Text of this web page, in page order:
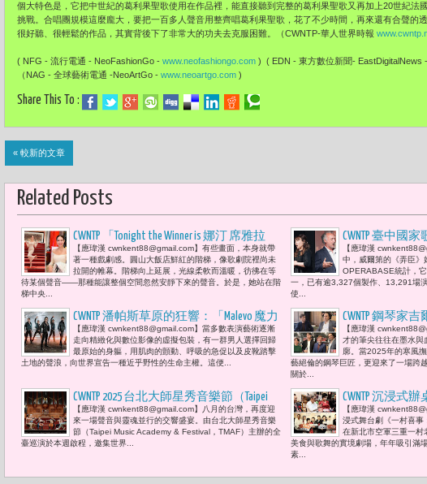
個大特色是， 它把中世紀的葛利果聖歌使用在作品裡， 能直接聽到完整的葛利果聖歌又再加上20世紀法國
挑戰。合唱團規模這麼龐大， 要把一百多人聲音用整齊唱葛利果聖歌，花了不少時間， 再來還有合聲的
很好聽、 很輕鬆的作品，其實背後下了非常大的功夫去克服困難。（CWNTP-華人世界時報
( NFG - 流行電通 - NeoFashionGo - www.neofashiongo.com ) ( EDN - 東方數位新聞- EastDigitalNews -
（NAG - 全球藝術電通 -NeoArtGo - www.neoartgo.com )
Share This To :
« 較新的文章
Related Posts
CWNTP 「Tonight the Winner is 娜汀 席雅拉
（Nadine Sierra）」她的親切高貴已獲得
我們心中的第一名 Welcome to Taiwan 新象
藝術圓山大飯店歡迎晚宴側記
【應瑋漢 cwnkent88@gmail.com】有些畫面，本身就帶
著一種戲劇感。圓山大飯店鮮紅的階梯，像歌劇院裡尚未
拉開的帷幕。階梯向上延展，光線柔軟而溫暖，彷彿在等
待某個聲音——那種能讓整個空間忽然安靜下來的聲音。於是，她站在階
梯中央...
CWNTP 臺中國
台 費里尼式荒
荷西．卡爾，︀
連袂演出
【應瑋漢
中，威爾第的《弄臣》
OPERABASE統計，
一，已有逾3,327個製作、13,291場
使...
CWNTP 潘帕斯草原的狂響：「Malevo 魔力
瘋」用腳步震碎平庸的當代美學
【應瑋漢 cwnkent88@gmail.com】​當多數表演藝術逐漸
走向精緻化與數位影像的虛擬包裝，有一群男人選擇回歸
最原始的身軀，用肌肉的顫動、呼吸的急促以及皮靴踏擊
土地的聲浪，向世界宣告一種近乎野性的生命主權。這便...
CWNTP 鋼琴家吉
偕同法國指揮
（Alexandre
合作「吉爾特
【應瑋漢
才的筆尖往往在墨水與
廓。當2025年的寒風
藝絕倫的鋼琴巨匠，更迎來了一場跨
關於...
CWNTP 2025 台北大師星秀音樂節（Taipei
Music Academy & Festival，TMAF）法比奧‧路
易西（Fabio Luisi）親自領軍 臺灣與世界
交會的文化回響
【應瑋漢 cwnkent88@gmail.com】八月的台灣，再度迎
來一場聲音與靈魂並行的交響盛宴。由台北大師星秀音樂
節（Taipei Music Academy & Festival，TMAF）主辦的全
臺巡演於本週啟程，邀集世界...
CWNTP 沉浸式
喜事：康樂隊
漢典與LuLu雙
說透露：「陳
【應瑋漢
浸式舞台劇《一村喜
在新北市空軍三重一村
美食與歌舞的實境劇場，年年吸引滿
素...